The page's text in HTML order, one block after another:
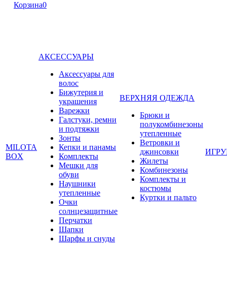
Корзина0
MILOTA
BOX
АКСЕССУАРЫ
Аксессуары для
волос
Бижутерия и
украшения
Варежки
Галстуки, ремни
и подтяжки
Зонты
Кепки и панамы
Комплекты
Мешки для
обуви
Наушники
утепленные
Очки
солнцезащитные
Перчатки
Шапки
Шарфы и снуды
ВЕРХНЯЯ ОДЕЖДА
Брюки и
полукомбинезоны
утепленные
Ветровки и
джинсовки
Жилеты
Комбинезоны
Комплекты и
костюмы
Куртки и пальто